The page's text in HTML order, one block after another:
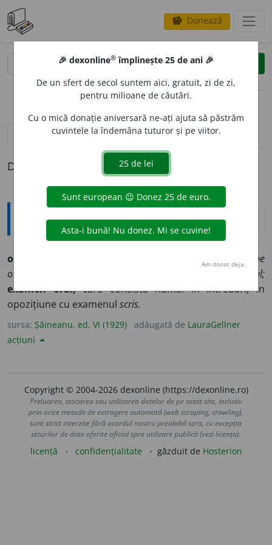
savings Donează
clear
opțiuni
definiții (1) pronunțievolume_up (27)
Definiția cu ID-ul 804982:
Explicative DEX
oral
tradițiune
orală;
învățământ oral;
examen oral,care consistă numai în întrebări, în
opozițiune cu examenul scris.
sursa: Șăineanu, ed. VI (1929) adăugată de LauraGellner
acțiuni
Copyright © 2004-2026 dexonline (https://dexonline.ro)
Preluarea, stocarea sau utilizarea datelor de pe acest site, inclusiv
prin orice metode de extragere automată (web scraping, crawling),
sunt strict interzise fără acordul nostru prealabil scris, cu excepția
seturilor de date oferite oficial spre utilizare publică (vezi licența).
licență confidențialitate găzduit de Hosterion
🎉 dexonline® împlinește 25 de ani 🎉
De un sfert de secol suntem aici, gratuit, zi de zi,
pentru milioane de căutări.
Cu o mică donație aniversară ne-ați ajuta să păstrăm
cuvintele la îndemâna tuturor și pe viitor.
Am donat deja.